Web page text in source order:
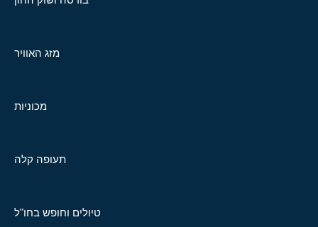
מזג האוויר
מכוניות
תעופה קלה
טיולים וחופש בחו"ל